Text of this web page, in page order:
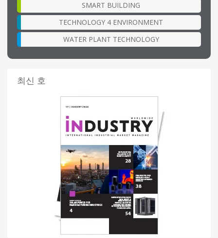
SMART BUILDING
TECHNOLOGY 4 ENVIRONMENT
WATER PLANT TECHNOLOGY
최신 호